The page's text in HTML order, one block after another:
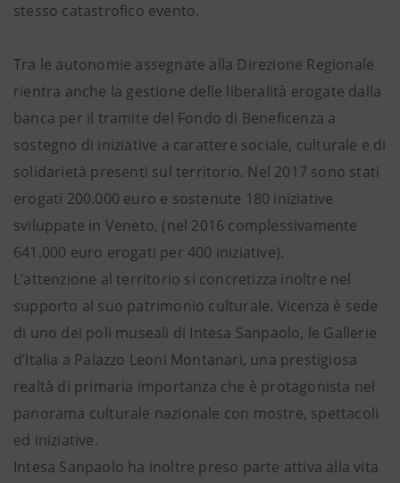
stesso catastrofico evento.
Tra le autonomie assegnate alla Direzione Regionale
rientra anche la gestione delle liberalità erogate dalla
banca per il tramite del Fondo di Beneficenza a
sostegno di iniziative a carattere sociale, culturale e di
solidarietà presenti sul territorio. Nel 2017 sono stati
erogati 200.000 euro e sostenute 180 iniziative
sviluppate in Veneto, (nel 2016 complessivamente
641.000 euro erogati per 400 iniziative).
L’attenzione al territorio si concretizza inoltre nel
supporto al suo patrimonio culturale. Vicenza è sede
di uno dei poli museali di Intesa Sanpaolo, le Gallerie
d’Italia a Palazzo Leoni Montanari, una prestigiosa
realtà di primaria importanza che è protagonista nel
panorama culturale nazionale con mostre, spettacoli
ed iniziative.
Intesa Sanpaolo ha inoltre preso parte attiva alla vita